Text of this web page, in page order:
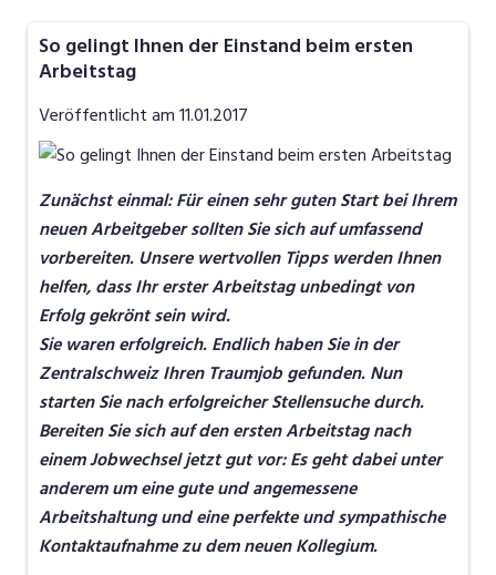
Job-News
Job-Tipps
Video
So gelingt Ihnen der Einstand beim ersten
Arbeitstag
Veröffentlicht am11.01.2017
Zunächst einmal: Für einen sehr guten Start bei Ihrem
neuen Arbeitgeber sollten Sie sich auf umfassend
vorbereiten. Unsere wertvollen Tipps werden Ihnen
helfen, dass Ihr erster Arbeitstag unbedingt von
Erfolg gekrönt sein wird.
Sie waren erfolgreich. Endlich haben Sie in der
Zentralschweiz Ihren Traumjob gefunden. Nun
starten Sie nach erfolgreicher Stellensuche durch.
Bereiten Sie sich auf den ersten Arbeitstag nach
einem Jobwechsel jetzt gut vor: Es geht dabei unter
anderem um eine gute und angemessene
Arbeitshaltung und eine perfekte und sympathische
Kontaktaufnahme zu dem neuen Kollegium.